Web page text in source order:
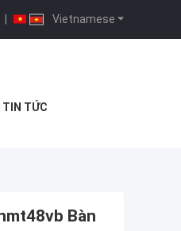
Vietnamese
|
TIN TỨC
Bàn